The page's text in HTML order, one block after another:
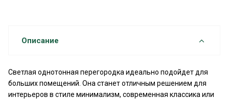
Описание
Светлая однотонная перегородка идеально подойдет для
больших помещений. Она станет отличным решением для
интерьеров в стиле минимализм, современная классика или